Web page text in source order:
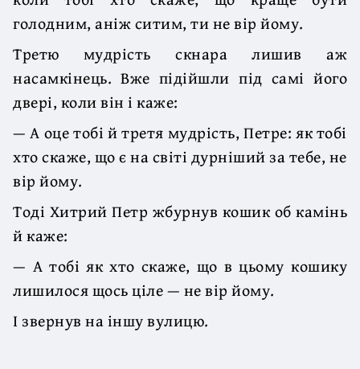
голодним, аніж ситим, ти не вір йому.
Третю мудрість скнара лишив аж
насамкінець. Вже підійшли під самі його
двері, коли він і каже:
— А оце тобі й третя мудрість, Петре: як тобі
хто скаже, що є на світі дурніший за тебе, не
вір йому.
Тоді Хитрий Петр жбурнув кошик об камінь
й каже:
— А тобі як хто скаже, що в цьому кошику
лишилося щось ціле — не вір йому.
І звернув на іншу вулицю.